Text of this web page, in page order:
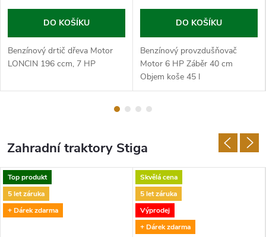
A
H
O
,
DO KOŠÍKU
Benzínový drtič dřeva Motor
LONCIN 196 ccm, 7 HP
DO KOŠÍKU
Benzínový provzdušňovač
Motor 6 HP Záběr 40 cm
Objem koše 45 l
Zahradní traktory Stiga
Top produkt
5 let záruka
+ Dárek zdarma
Skvělá cena
5 let záruka
Výprodej
+ Dárek zdarma